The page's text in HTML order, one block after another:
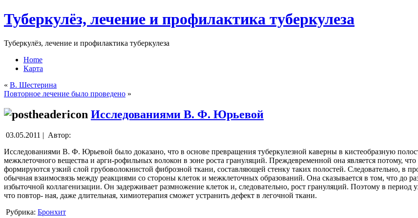
Туберкулёз, лечение и профилактика туберкулеза
Туберкулёз, лечение и профилактика туберкулеза
Home
Карта
« В. Шестерина
Повторное лечение было проведено »
Исследованиями В. Ф. Юрьевой
03.05.2011 | Автор:
Исследованиями В. Ф. Юрьевой было доказано, что в основе превращения туберкулезной каверны в кистеобразную
межклеточного вещества и арги-рофильных волокон в зоне роста грануляций. Преждевременной она является потому,
формируются узкий слой грубоволокнистой фиброзной ткани, составляющей стенку таких полостей. Следовательно, в
обычная взаимосвязь между реакциями со стороны клеток и межклеточных образований. Она сказывается в том, что до
избыточной коллагенизации. Он задерживает размножение клеток и, следовательно, рост грануляций. Поэтому в
что повтор- ная, даже длительная, химиотерапия сможет устранить дефект в легочной ткани.
Рубрика: Бронхит